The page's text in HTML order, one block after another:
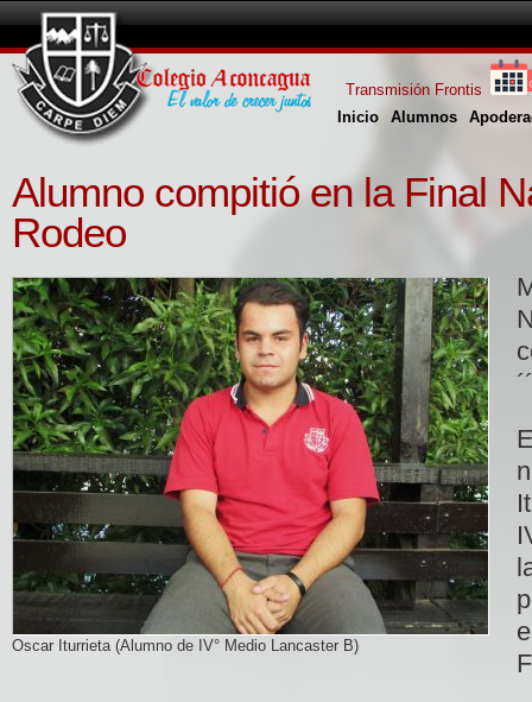
Inicio Alumnos
Transmisión Frontis
Alumno compitió en la Final
Rodeo
Oscar Iturrieta (Alumno de IV° Medio Lancaster B)